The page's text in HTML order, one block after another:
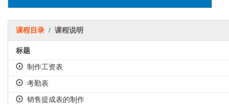
课程目录 / 课程说明
标题
制作工资表
考勤表
销售提成表的制作